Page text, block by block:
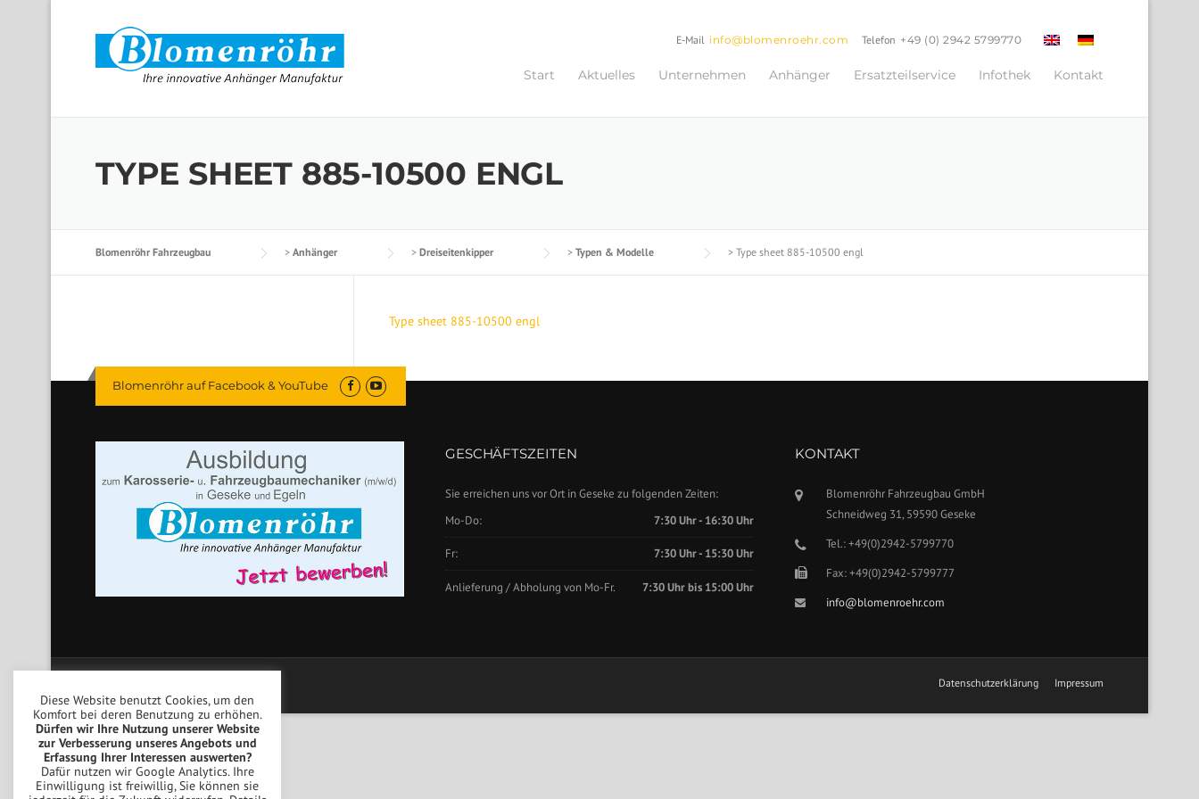
Telefon +49 (0) 2942 5799770
E-Mail info@blomenroehr.com
Start Aktuelles Unternehmen Anhänger Ersatzteilservice Infothek Kontakt
TYPE SHEET 885-10500 ENGL
Blomenröhr Fahrzeugbau > Anhänger > Dreiseitenkipper > Typen & Modelle > Type sheet 885-10500 engl
Type sheet 885-10500 engl
Blomenröhr auf Facebook & YouTube
GESCHÄFTSZEITEN
Sie erreichen uns vor Ort in Geseke zu folgenden Zeiten:
Mo-Do:
7:30 Uhr - 16:30 Uhr
Fr: 7:30 Uhr - 15:30 Uhr
Anlieferung / Abholung von Mo-Fr. 7:30 Uhr bis 15:00 Uhr
KONTAKT
Blomenröhr Fahrzeugbau GmbH
Schneidweg 31, 59590 Geseke
Tel.: +49(0)2942-5799770
Fax: +49(0)2942-5799777
info@blomenroehr.com
Datenschutzerklärung Impressum
Diese Website benutzt Cookies, um den
Komfort bei deren Benutzung zu erhöhen.
Dürfen wir Ihre Nutzung unserer Website
zur Verbesserung unseres Angebots und
Erfassung Ihrer Interessen auswerten?
Dafür nutzen wir Google Analytics. Ihre
Einwilligung ist freiwillig, Sie können sie